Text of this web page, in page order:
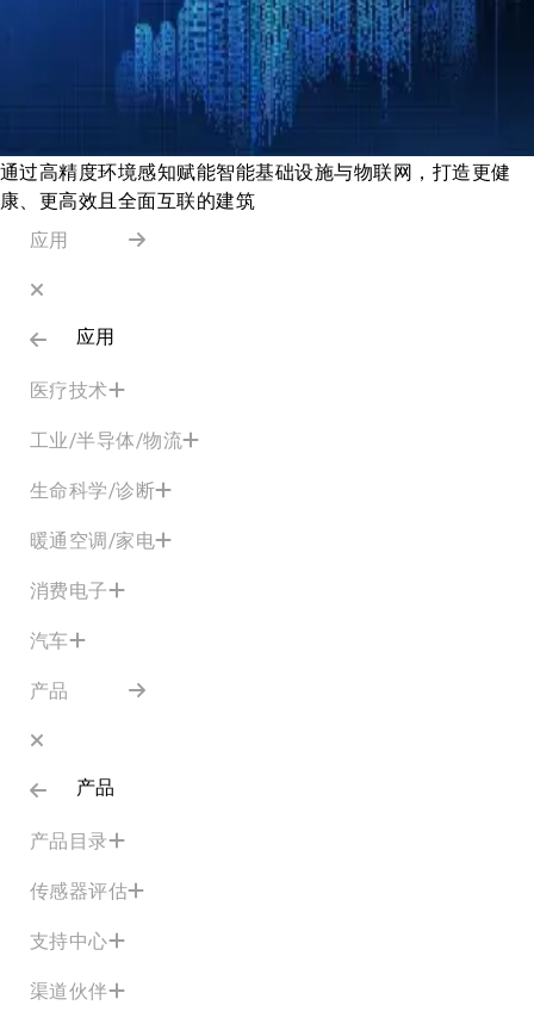
通过高精度环境感知赋能智能基础设施与物联网，打造更健
康、更高效且全面互联的建筑
应用
应用
医疗技术
工业/半导体/物流
生命科学/诊断
暖通空调/家电
消费电子
汽车
产品
产品
产品目录
传感器评估
支持中心
渠道伙伴